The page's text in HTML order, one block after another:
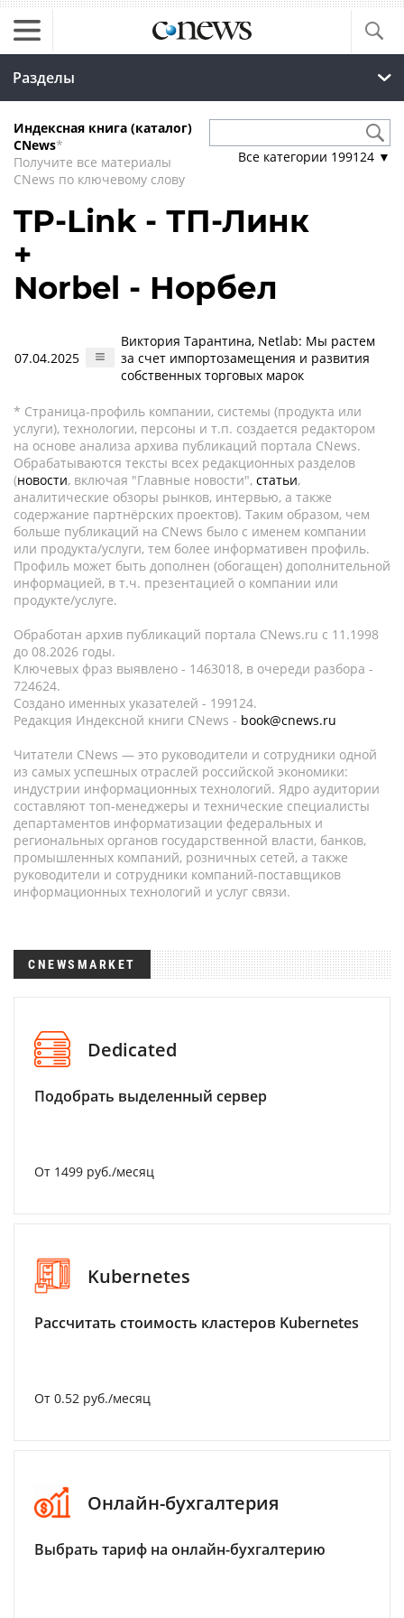
Разделы
Индексная книга (каталог)
CNews*
Получите все материалы
CNews по ключевому слову
Все категории 199124 ▼
TP-Link - ТП-Линк
+
Norbel - Норбел
07.04.2025
Виктория Тарантина, Netlab: Мы растем
за счет импортозамещения и развития
собственных торговых марок
* Страница-профиль компании, системы (продукта или
услуги), технологии, персоны и т.п. создается редактором
на основе анализа архива публикаций портала CNews.
Обрабатываются тексты всех редакционных разделов
(новости, включая "Главные новости", статьи,
аналитические обзоры рынков, интервью, а также
содержание партнёрских проектов). Таким образом, чем
больше публикаций на CNews было с именем компании
или продукта/услуги, тем более информативен профиль.
Профиль может быть дополнен (обогащен) дополнительной
информацией, в т.ч. презентацией о компании или
продукте/услуге.
Обработан архив публикаций портала CNews.ru c 11.1998
до 08.2026 годы.
Ключевых фраз выявлено - 1463018, в очереди разбора -
724624.
Создано именных указателей - 199124.
Редакция Индексной книги CNews - book@cnews.ru
Читатели CNews — это руководители и сотрудники одной
из самых успешных отраслей российской экономики:
индустрии информационных технологий. Ядро аудитории
составляют топ-менеджеры и технические специалисты
департаментов информатизации федеральных и
региональных органов государственной власти, банков,
промышленных компаний, розничных сетей, а также
руководители и сотрудники компаний-поставщиков
информационных технологий и услуг связи.
CNEWSMARKET
Dedicated
Подобрать выделенный сервер
От 1499 руб./месяц
Kubernetes
Рассчитать стоимость кластеров Kubernetes
От 0.52 руб./месяц
Онлайн-бухгалтерия
Выбрать тариф на онлайн-бухгалтерию